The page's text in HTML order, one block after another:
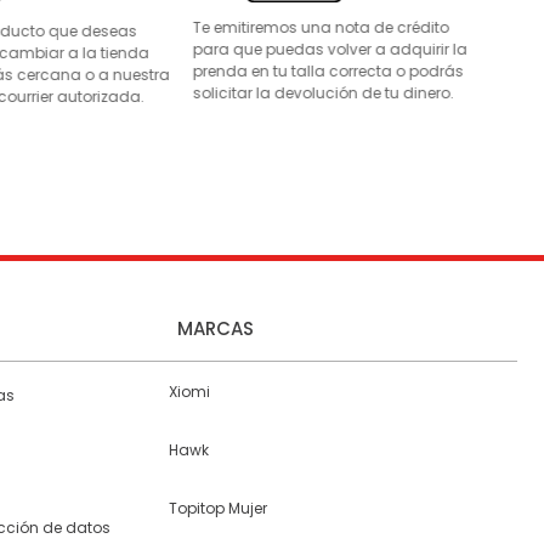
que deseas
a la tienda
cercana o a nuestra
autorizada.
Te emitiremos una nota de crédito
para que puedas volver a adquirir la
prenda en tu talla correcta o podrás
solicitar la devolución de tu dinero.
de datos
MARCAS
Xiomi
Hawk
Topitop Mujer